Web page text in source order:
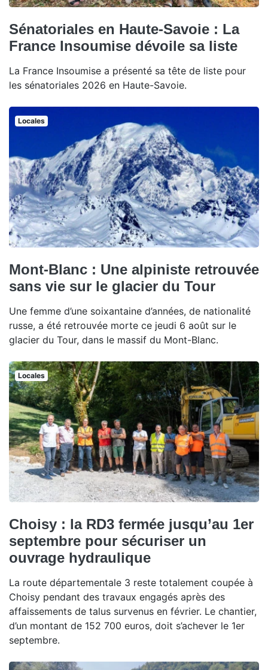
Sénatoriales en Haute-Savoie : La
France Insoumise dévoile sa liste
La France Insoumise a présenté sa tête de liste pour
les sénatoriales 2026 en Haute-Savoie.
Locales
Mont-Blanc : Une alpiniste retrouvée
sans vie sur le glacier du Tour
Une femme d’une soixantaine d’années, de nationalité
russe, a été retrouvée morte ce jeudi 6 août sur le
glacier du Tour, dans le massif du Mont-Blanc.
Locales
Choisy : la RD3 fermée jusqu’au 1er
septembre pour sécuriser un
ouvrage hydraulique
La route départementale 3 reste totalement coupée à
Choisy pendant des travaux engagés après des
affaissements de talus survenus en février. Le chantier,
d’un montant de 152 700 euros, doit s’achever le 1er
septembre.